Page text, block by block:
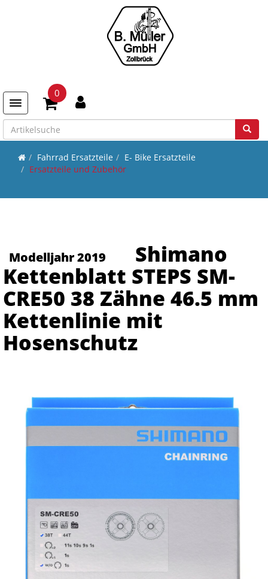
Toggle navigation
0
Fahrrad Ersatzteile
E- Bike Ersatzteile
Ersatzteile und Zubehör
Modelljahr 2019
Shimano
Kettenblatt STEPS SM-
CRE50 38 Zähne 46.5 mm
Kettenlinie mit
Hosenschutz